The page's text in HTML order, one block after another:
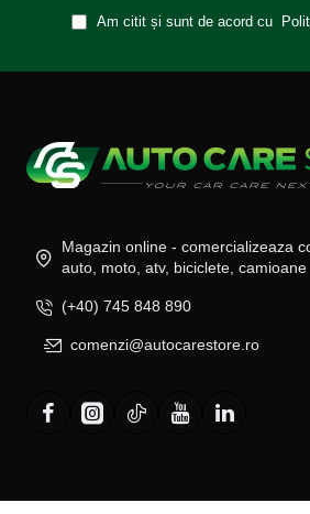
Am citit și sunt de acord cu
Magazin online - comercializeaza
auto, moto, atv, biciclete, camioane
(+40) 745 848 890
comenzi@autocarestore.ro